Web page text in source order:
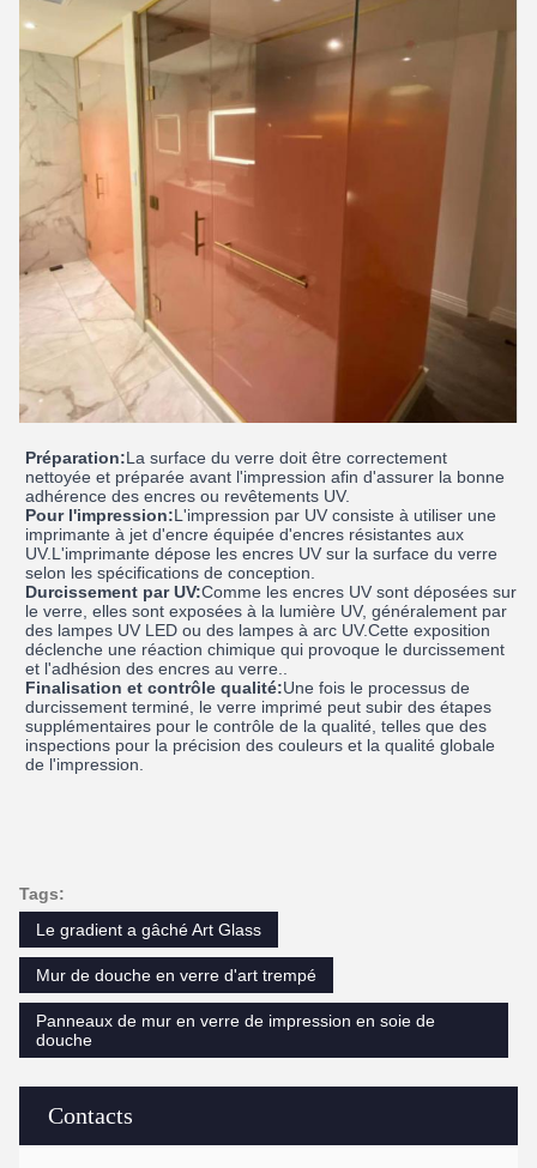
Contacts
Préparation:La surface du verre doit être correctement
nettoyée et préparée avant l'impression afin d'assurer la bonne
adhérence des encres ou revêtements UV.
Pour l'impression:L'impression par UV consiste à utiliser une
imprimante à jet d'encre équipée d'encres résistantes aux
UV.L'imprimante dépose les encres UV sur la surface du verre
selon les spécifications de conception.
Durcissement par UV:Comme les encres UV sont déposées sur
le verre, elles sont exposées à la lumière UV, généralement par
des lampes UV LED ou des lampes à arc UV.Cette exposition
déclenche une réaction chimique qui provoque le durcissement
et l'adhésion des encres au verre..
Finalisation et contrôle qualité:Une fois le processus de
durcissement terminé, le verre imprimé peut subir des étapes
supplémentaires pour le contrôle de la qualité, telles que des
inspections pour la précision des couleurs et la qualité globale
de l'impression.
Tags:
Le gradient a gâché Art Glass
Mur de douche en verre d'art trempé
Panneaux de mur en verre de impression en soie de
douche